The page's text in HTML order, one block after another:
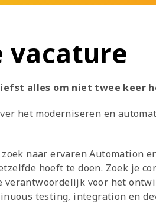
vacature
alles om niet twee keer
het moderniseren en
naar ervaren Automation
hoeft te doen. Zoek je
verantwoordelijk voor het
testing, integration en